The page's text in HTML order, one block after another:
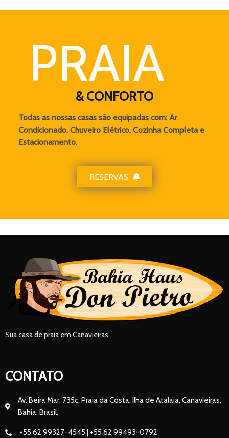
PRAIA
& CONFORTO
Todas as nossas casas são equipadas com: Ar
Condicionado, Chuveiro Elétrico, Cozinha Completa e
Estacionamento.
RESERVAS
Sua casa de praia em Canavieiras.
CONTATO
Av. Beira Mar, 735c, Praia da Costa, Ilha de Atalaia, Canavieiras,
Bahia, Brasil.
+55 62 99327-4545 | +55 62 99493-0792